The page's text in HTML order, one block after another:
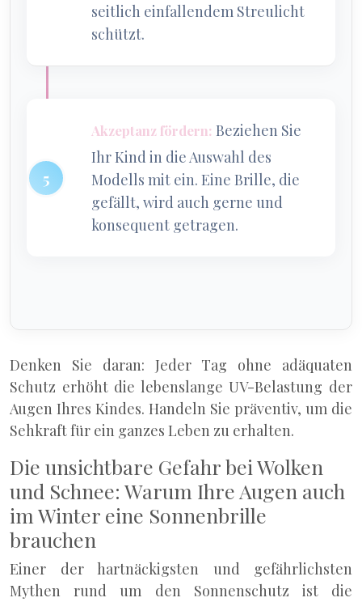
seitlich einfallendem Streulicht
schützt.
Akzeptanz fördern: Beziehen Sie
Ihr Kind in die Auswahl des
Modells mit ein. Eine Brille, die
gefällt, wird auch gerne und
konsequent getragen.
Denken Sie daran: Jeder Tag ohne adäquaten
Schutz erhöht die lebenslange UV-Belastung der
Augen Ihres Kindes. Handeln Sie präventiv, um die
Sehkraft für ein ganzes Leben zu erhalten.
Die unsichtbare Gefahr bei Wolken
und Schnee: Warum Ihre Augen auch
im Winter eine Sonnenbrille
brauchen
Einer der hartnäckigsten und gefährlichsten
Mythen rund um den Sonnenschutz ist die